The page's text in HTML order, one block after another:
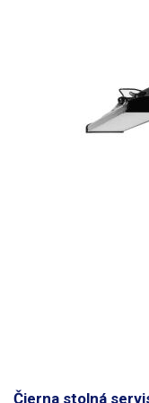
žiarovku až po veľmi
ovládanie je
opätovnom zapnutí si
farby. Vďaka
napríklad v dielni pri
záhradnej techniky,
doske stola pomocou
hrane stola s hrúbkou
nasunutá a je možné ju
dvojramenného
do požadovanej polohy
Max. výška hlavy lampy
možné ho prakticky
stojana lampy. Lampa
120cm. O napájanie
Čierna stolná